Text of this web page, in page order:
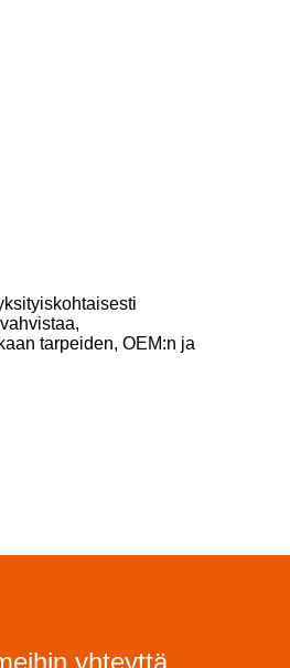
tarpeiden, OEM:n ja
yhteyttä